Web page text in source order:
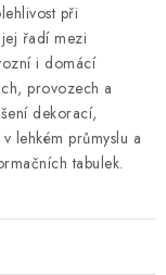
při
řadí mezi
i domácí
provozech a
dekorací,
lehkém průmyslu a
tabulek.